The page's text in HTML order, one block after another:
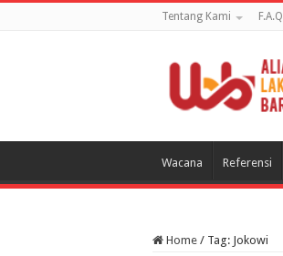
Tentang Kami F.A.Q
Wacana Referensi
Home / Tag: Jokowi